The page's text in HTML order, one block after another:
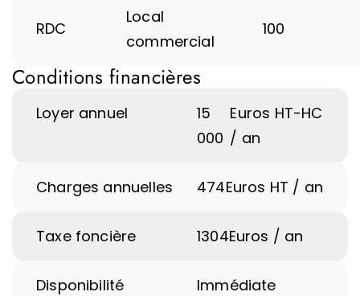
RDC
Local
commercial
100
Conditions financières
Loyer annuel
15
000
Euros HT-HC
/ an
Charges annuelles 474Euros HT / an
Taxe foncière 1304Euros / an
Disponibilité Immédiate